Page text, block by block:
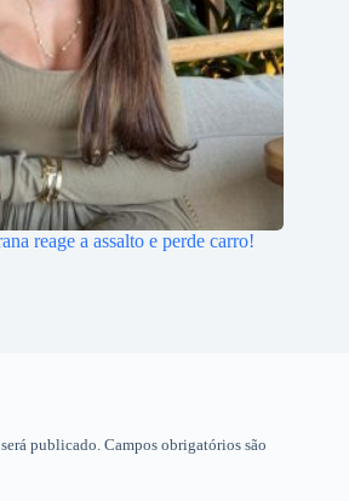
reage a assalto e perde carro!
publicado. Campos obrigatórios são